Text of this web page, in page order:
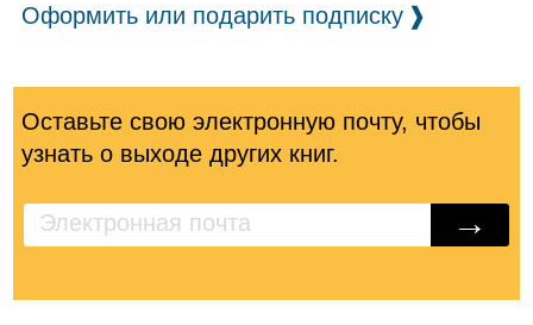
Офор­мить или пода­рить под­писку ❱
Оставьте свою электронную почту, чтобы
узнать о выходе других книг.
→